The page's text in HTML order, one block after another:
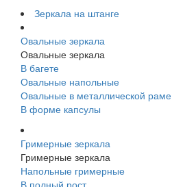
Зеркала на штанге
Овальные зеркала
Овальные зеркала
В багете
Овальные напольные
Овальные в металлической раме
В форме капсулы
Гримерные зеркала
Гримерные зеркала
Напольные гримерные
В полный рост